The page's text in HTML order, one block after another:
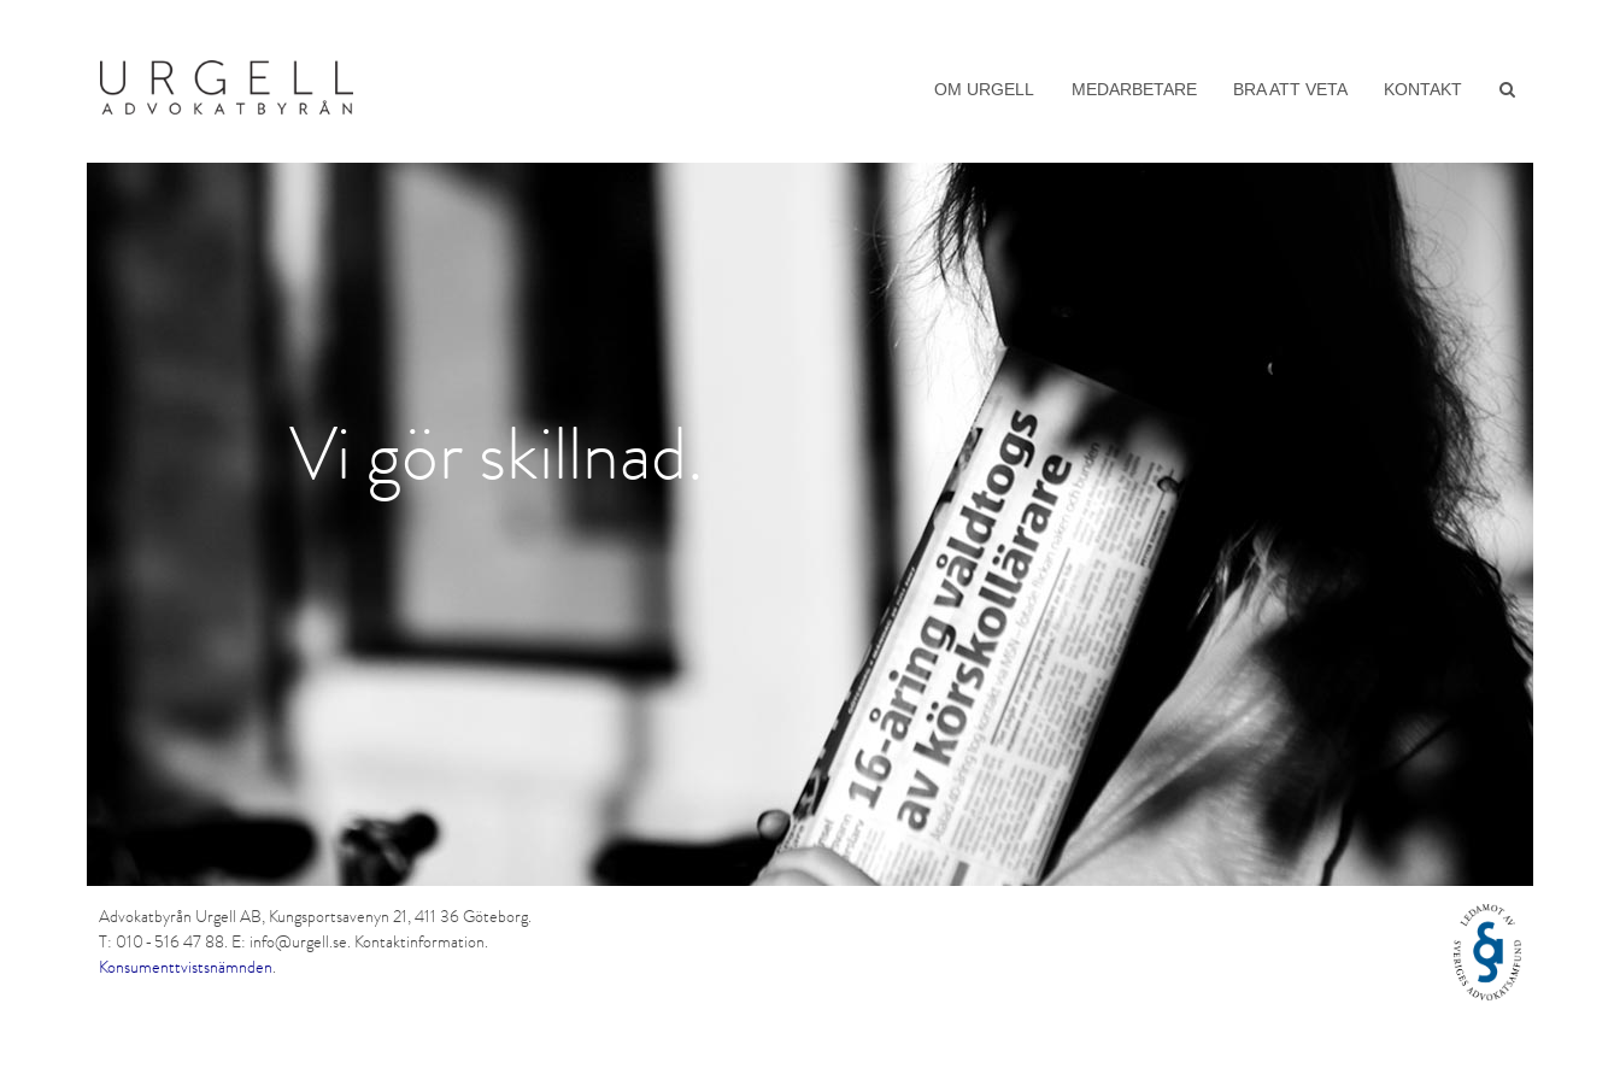
OM URGELL MEDARBETARE BRA ATT VETA KONTAKT
Vi gör skillnad.
Advokatbyrån Urgell AB, Kungsportsavenyn 21, 411 36 Göteborg.
T: 010 - 516 47 88. E: info@urgell.se. Kontaktinformation.
Konsumenttvistsnämnden.